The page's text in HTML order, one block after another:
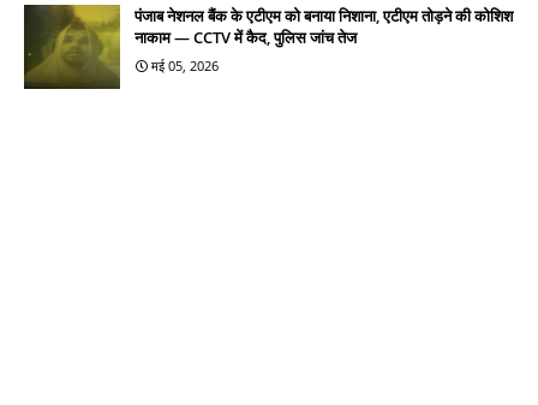
पंजाब नेशनल बैंक के एटीएम को बनाया निशाना, एटीएम तोड़ने की कोशिश
नाकाम — CCTV में कैद, पुलिस जांच तेज
मई 05, 2026